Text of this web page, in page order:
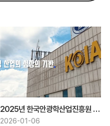
2025년 한국안광학산업진흥원 홍보 영상
2026-01-06